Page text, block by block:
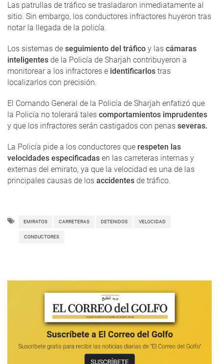
Las patrullas de tráfico se trasladaron inmediatamente al
sitio. Sin embargo, los conductores infractores huyeron tras
notar la llegada de la policía.
Los sistemas de seguimiento del tráfico y las cámaras
inteligentes de la Policía de Sharjah contribuyeron a
monitorear a los infractores e identificarlos tras
localizarlos con precisión.
El Comando General de la Policía de Sharjah enfatizó que
la Policía no tolerará tales comportamientos imprudentes
y que los infractores serán castigados con penas severas.
La Policía pide a los conductores que respeten las
velocidades especificadas en las carreteras internas y
externas del emirato, ya que la velocidad es una de las
principales causas de los accidentes de tráfico.
EMIRATOS CARRETERAS DETENIDOS VELOCIDAD
CONDUCTORES